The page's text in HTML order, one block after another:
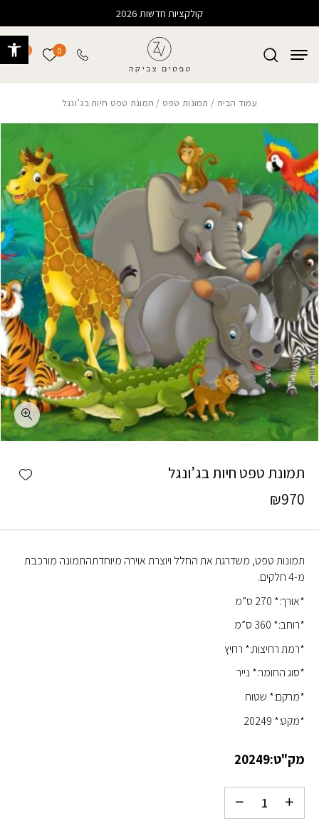
קולקציות חדשות 2026
0 הרשימה
עמוד הבית / תמונות טפט / תמונת טפט חיות בג’ונגל
תמונת טפט חיות בג’ונגל
₪970
תמונות טפט, משדרגת את החלל ויוצרת אוירה מיוחדתהתמונה מורכבת
מ-4 חלקים.
*אורך:* 270 ס”מ
*רוחב:* 360 ס”מ
*רמת רחיצות:* רחיץ
*סוג החומר:* נייר
*מרקם:* שטוח
*מקט:* 20249
מק"ט:20249